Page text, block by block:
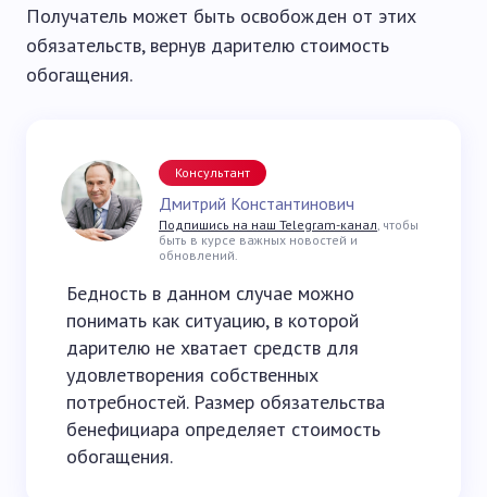
Получатель может быть освобожден от этих
обязательств, вернув дарителю стоимость
обогащения.
Консультант
Дмитрий Константинович
Подпишись на наш Telegram-канал, чтобы
быть в курсе важных новостей и
обновлений.
Бедность в данном случае можно
понимать как ситуацию, в которой
дарителю не хватает средств для
удовлетворения собственных
потребностей. Размер обязательства
бенефициара определяет стоимость
обогащения.